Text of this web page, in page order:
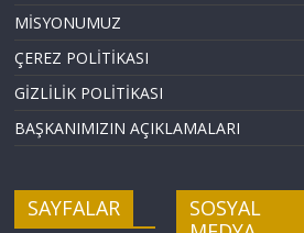
MİSYONUMUZ
ÇEREZ POLİTİKASI
GİZLİLİK POLİTİKASI
BAŞKANIMIZIN AÇIKLAMALARI
SAYFALAR
SOSYAL